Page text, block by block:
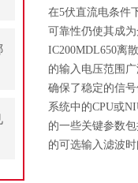
在5伏直流电条件
可靠性仍使其成
IC200MDL650离
的输入电压范围广
确保了稳定的信号
系统中的CPU或
的一些关键参数
的可选输入滤波